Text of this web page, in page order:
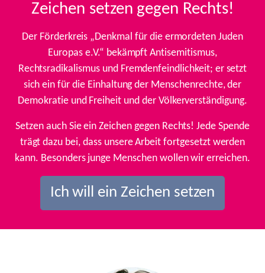
Zeichen setzen gegen Rechts!
Der Förderkreis „Denkmal für die ermordeten Juden
Europas e.V.“ bekämpft Antisemitismus,
Rechtsradikalismus und Fremdenfeindlichkeit; er setzt
sich ein für die Einhaltung der Menschenrechte, der
Demokratie und Freiheit und der Völkerverständigung.
Setzen auch Sie ein Zeichen gegen Rechts! Jede Spende
trägt dazu bei, dass unsere Arbeit fortgesetzt werden
kann. Besonders junge Menschen wollen wir erreichen.
Ich will ein Zeichen setzen